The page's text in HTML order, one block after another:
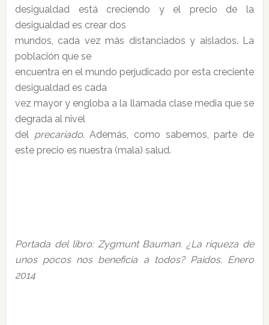
desigualdad está creciendo y el precio de la
desigualdad es crear dos
mundos, cada vez más distanciados y aislados. La
población que se
encuentra en el mundo perjudicado por esta creciente
desigualdad es cada
vez mayor y engloba a la llamada clase media que se
degrada al nivel
del precariado. Además, como sabemos, parte de
este precio es nuestra (mala) salud.
Portada del libro: Zygmunt Bauman. ¿La riqueza de
unos pocos nos beneficia a todos? Paidos. Enero
2014